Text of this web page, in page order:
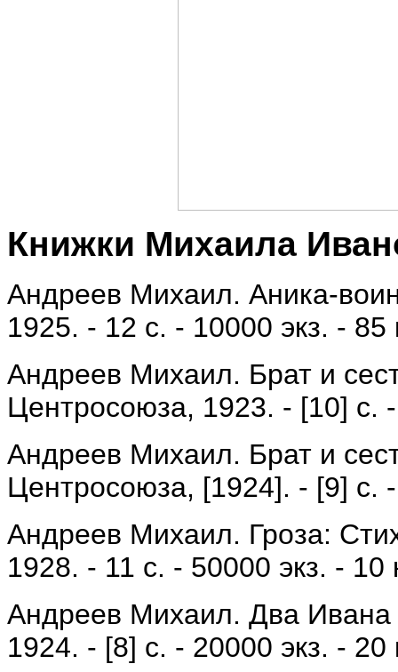
Книжки Михаила
Андреев Михаил. Аника-
1925. - 12 с. - 10000 экз. - 85
Андреев Михаил. Брат и
Центросоюза, 1923. - [10] с.
Андреев Михаил. Брат и
Центросоюза, [1924]. - [9] с.
Андреев Михаил. Гроза:
1928. - 11 с. - 50000 экз. - 10
Андреев Михаил. Два
1924. - [8] с. - 20000 экз. - 20